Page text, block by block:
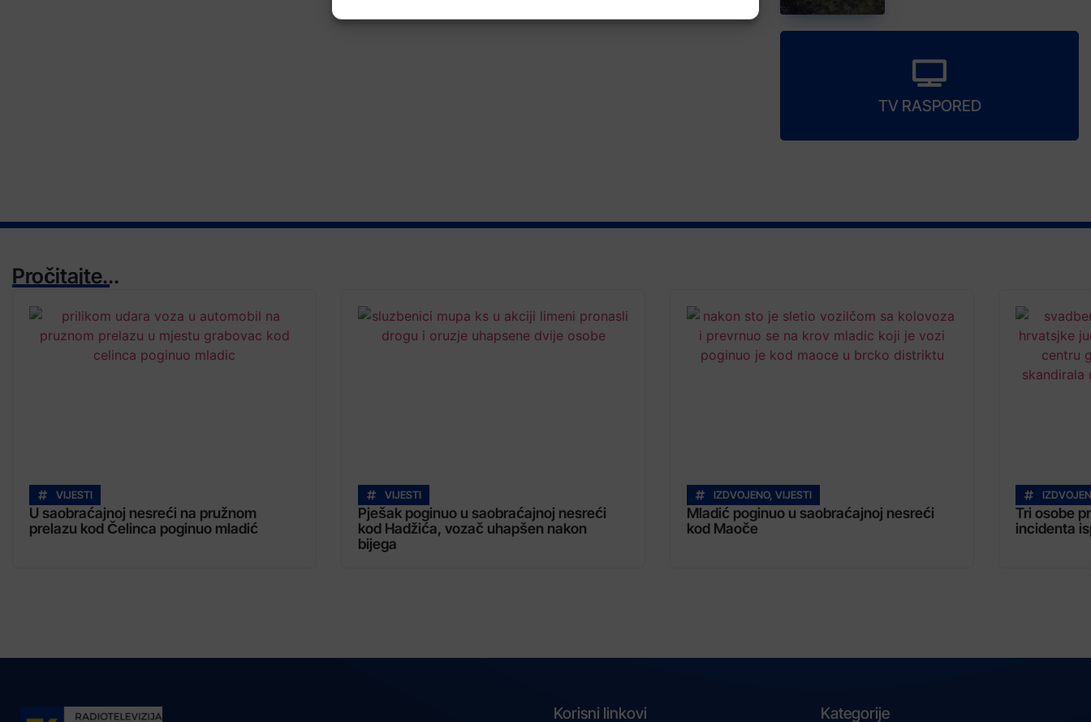
TV RASPORED
Pročitajte...
VIJESTI
U saobraćajnoj nesreći na pružnom
prelazu kod Čelinca poginuo mladić
VIJESTI
Pješak poginuo u saobraćajnoj nesreći
kod Hadžića, vozač uhapšen nakon
bijega
IZDVOJENO, VIJESTI
Mladić poginuo u saobraćajnoj nesreći
kod Maoče
Tri osobe
incidenta
Korisni linkovi Kategorije